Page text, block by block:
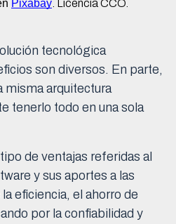
Pixabay . Licencia CCO.
tecnológica
son diversos. En parte,
misma arquitectura
tenerlo todo en una sola
de ventajas referidas al
y sus aportes a las
eficiencia, el ahorro de
por la confiabilidad y